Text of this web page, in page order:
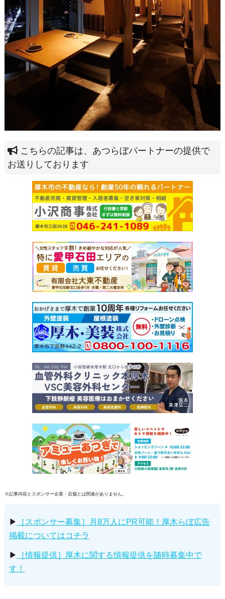
こちらの記事は、あつらぼパートナーの提供で
お送りしております
※記事内容とスポンサー企業・店舗とは関連がありません。
▶
［スポンサー募集］月8万人にPR可能！厚木らぼ広告
掲載についてはコチラ
▶
［情報提供］厚木に関する情報提供を随時募集中で
す！